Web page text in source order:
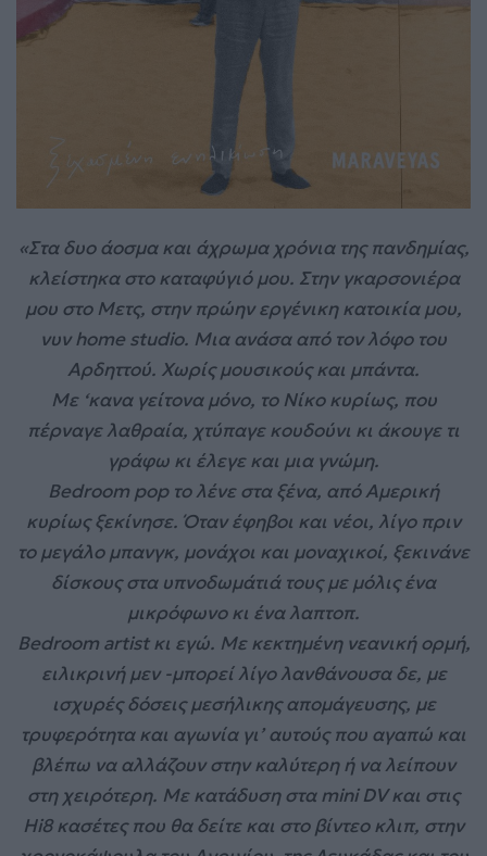
«Στα δυο άοσμα και άχρωμα χρόνια της πανδημίας,
κλείστηκα στο καταφύγιό μου. Στην γκαρσονιέρα
μου στο Μετς, στην πρώην εργένικη κατοικία μου,
νυν home studio. Μια ανάσα από τον λόφο του
Αρδηττού. Χωρίς μουσικούς και μπάντα.
Με ‘κανα γείτονα μόνο, το Νίκο κυρίως, που
πέρναγε λαθραία, χτύπαγε κουδούνι κι άκουγε τι
γράφω κι έλεγε και μια γνώμη.
Bedroom pop το λένε στα ξένα, από Αμερική
κυρίως ξεκίνησε. Όταν έφηβοι και νέοι, λίγο πριν
το μεγάλο μπανγκ, μονάχοι και μοναχικοί, ξεκινάνε
δίσκους στα υπνοδωμάτιά τους με μόλις ένα
μικρόφωνο κι ένα λαπτοπ.
Bedroom artist κι εγώ. Με κεκτημένη νεανική ορμή,
ειλικρινή μεν -μπορεί λίγο λανθάνουσα δε, με
ισχυρές δόσεις μεσήλικης απομάγευσης, με
τρυφερότητα και αγωνία γι’ αυτούς που αγαπώ και
βλέπω να αλλάζουν στην καλύτερη ή να λείπουν
στη χειρότερη. Με κατάδυση στα mini DV και στις
Hi8 κασέτες που θα δείτε και στο βίντεο κλιπ, στην